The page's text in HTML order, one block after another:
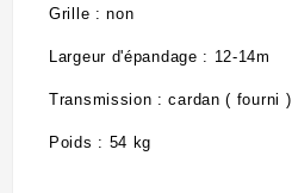
Grille : non
Largeur d'épandage : 12-14m
Transmission : cardan ( fourni )
Poids : 54 kg